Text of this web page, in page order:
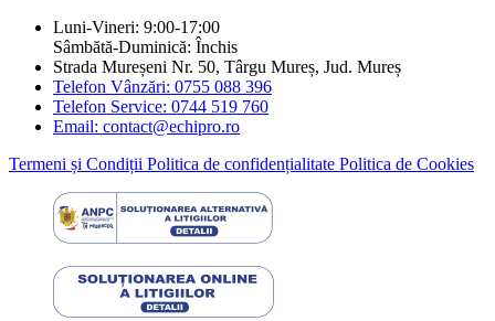
Luni-Vineri: 9:00-17:00
Sâmbătă-Duminică: Închis
Strada Mureșeni Nr. 50, Târgu Mureș, Jud. Mureș
Telefon Vânzări: 0755 088 396
Telefon Service: 0744 519 760
Email: contact@echipro.ro
Termeni și Condiții Politica de confidențialitate Politica de Cookies